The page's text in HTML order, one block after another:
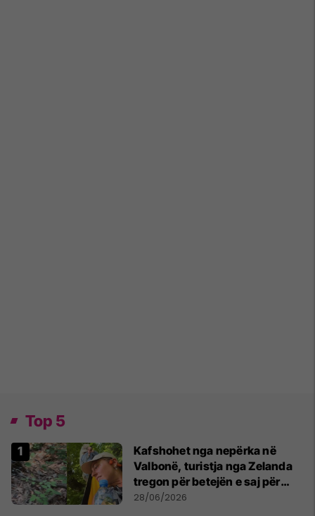
Top 5
Kafshohet nga nepërka në
Valbonë, turistja nga Zelanda
tregon për betejën e saj për
mbijetesë
28/06/2026